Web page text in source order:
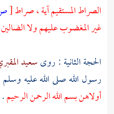
الصراط المستقيم آية ، صراط[
غير المغضوب عليهم ولا الضالين
الحجة الثانية : روىسعيد
رسول الله صلى الله عليه
أولاهن بسم الله الرحمن الرحيم.